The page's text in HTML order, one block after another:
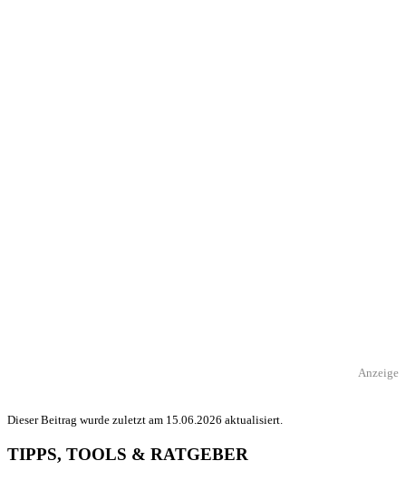
Anzeige
Dieser Beitrag wurde zuletzt am 15.06.2026 aktualisiert.
TIPPS, TOOLS & RATGEBER